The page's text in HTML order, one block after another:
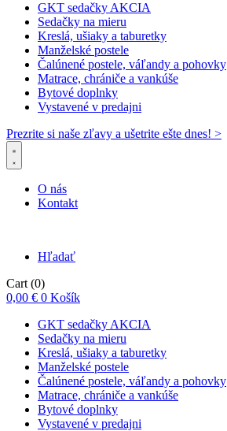
GKT sedačky AKCIA
Sedačky na mieru
Kreslá, ušiaky a taburetky
Manželské postele
Čalúnené postele, váľandy a pohovky
Matrace, chrániče a vankúše
Bytové doplnky
Vystavené v predajni
Prezrite si naše zľavy a ušetrite ešte dnes! >​
O nás
Kontakt
Hľadať
Cart (0)
0,00 € 0 Košík
GKT sedačky AKCIA
Sedačky na mieru
Kreslá, ušiaky a taburetky
Manželské postele
Čalúnené postele, váľandy a pohovky
Matrace, chrániče a vankúše
Bytové doplnky
Vystavené v predajni